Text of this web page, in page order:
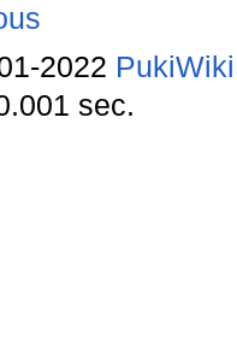
2022
sec.